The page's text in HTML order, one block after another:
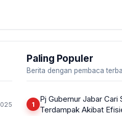
Paling Populer
Berita dengan pembaca
Pj Gubernur Jabar
Terdampak Akibat